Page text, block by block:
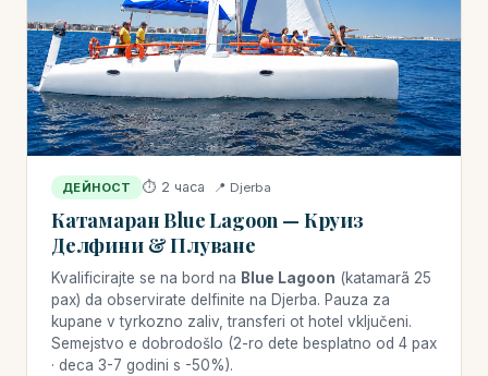
ДЕЙНОСТ ⏱ 2 часа 📍 Djerba
Катамаран Blue Lagoon — Круиз
Делфини & Плуване
Kvalificirajte se na bord na Blue Lagoon (katamarã 25
pax) da observirate delfinite na Djerba. Pauza za
kupane v tyrkozno zaliv, transferi ot hotel vključeni.
Semejstvo e dobrodošlo (2-ro dete besplatno od 4 pax
· deca 3-7 godini s -50%).